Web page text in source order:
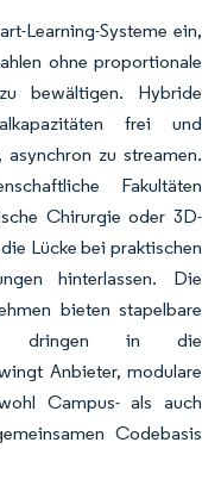
Learning-Systeme ein,
ohne proportionale
bewältigen. Hybride
frei und
zu streamen.
Fakultäten
Chirurgie oder 3D-
Lücke bei praktischen
hinterlassen. Die
bieten stapelbare
dringen in die
Anbieter, modulare
Campus- als auch
Codebasis